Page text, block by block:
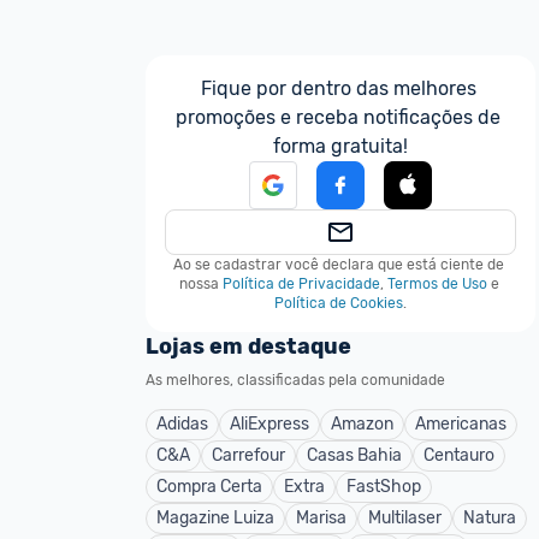
Fique por dentro das melhores
promoções e receba notificações de
forma gratuita!
Ao se cadastrar você declara que está ciente de
nossa Política de Privacidade, Termos de Uso e
Política de Cookies.
Lojas em destaque
As melhores, classificadas pela comunidade
Adidas AliExpress Amazon
Americanas
C&A
Carrefour Casas Bahia
Centauro
Compra Certa
Extra
FastShop
Magazine Luiza
Marisa Multilaser
Natura